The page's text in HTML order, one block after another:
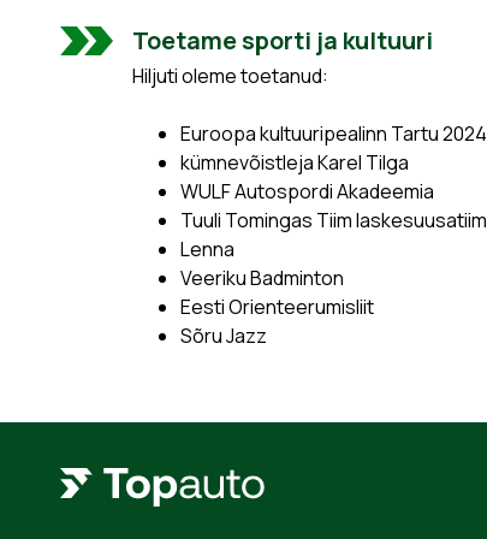
Toetame sporti ja kultuuri
Hiljuti oleme toetanud:
Euroopa kultuuripealinn Tartu 2024
kümnevõistleja Karel Tilga
WULF Autospordi Akadeemia
Tuuli Tomingas Tiim laskesuusatiim
Lenna
Veeriku Badminton
Eesti Orienteerumisliit
Sõru Jazz